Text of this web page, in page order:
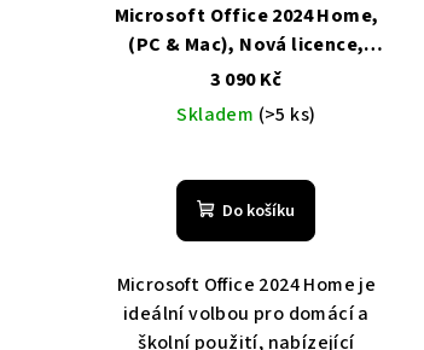
Microsoft Office 2024 Home,
(PC & Mac), Nová licence,
MultilingualLevně, doprava
zdarma
3 090 Kč
Skladem (>5 ks)
Do košíku
Microsoft Office 2024 Home je
ideální volbou pro domácí a
školní použití, nabízející